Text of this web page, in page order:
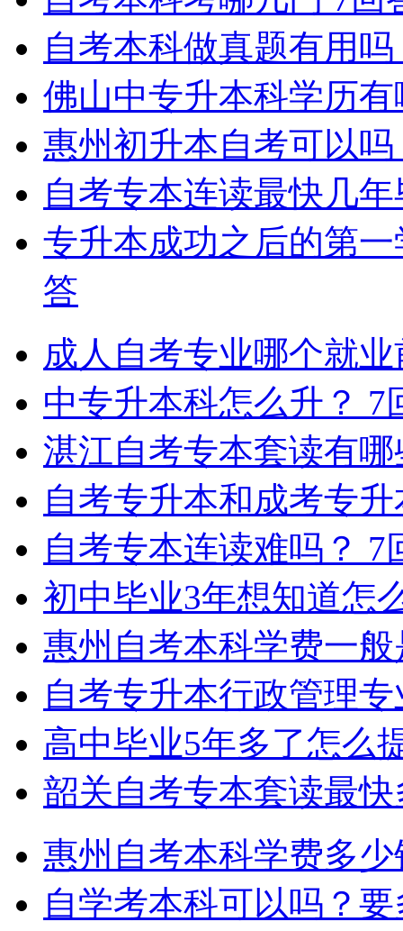
自考本科做真题有用
佛山中专升本科学历
惠州初升本自考可以
自考专本连读最快几
专升本成功之后的第
答
成人自考专业哪个就
中专升本科怎么升？ 7
湛江自考专本套读有
自考专升本和成考专
自考专本连读难吗？ 7
初中毕业3年想知道怎
惠州自考本科学费一
自考专升本行政管理
高中毕业5年多了怎么
韶关自考专本套读最
惠州自考本科学费多少
自学考本科可以吗？